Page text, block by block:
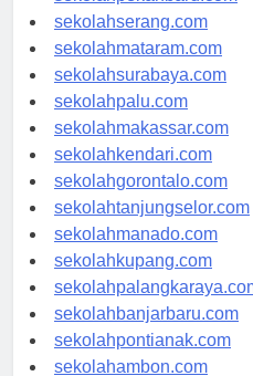
sekolahpekanbaru.com
sekolahserang.com
sekolahmataram.com
sekolahsurabaya.com
sekolahpalu.com
sekolahmakassar.com
sekolahkendari.com
sekolahgorontalo.com
sekolahtanjungselor.com
sekolahmanado.com
sekolahkupang.com
sekolahpalangkaraya.com
sekolahbanjarbaru.com
sekolahpontianak.com